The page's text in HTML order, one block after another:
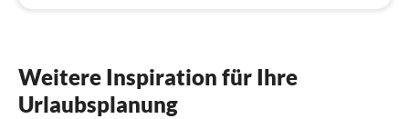
Weitere Inspiration für Ihre
Urlaubsplanung